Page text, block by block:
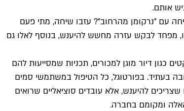
אותם.
עם "נרקומן מהרחוב"? עזבו שיחה, מתי פעם
מפחד לבקש עזרה מחשש להיענש, בנוסף לאלו גם
כגון דיור מוגן למכורים, תכניות שמסייעות להם
בעתיד. בפורטוגל, כל הטיפול במשתמשי סמים
להיענש, אלא עובדים סוציאליים שרואים
ומקומם בחברה.